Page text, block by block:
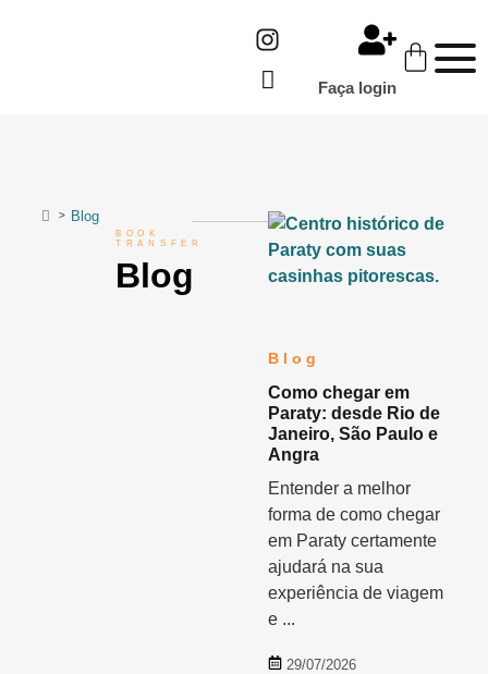
Faça login
> Blog
BOOK
TRANSFER
Blog
Blog
Como chegar em
Paraty: desde Rio de
Janeiro, São Paulo e
Angra
Entender a melhor
forma de como chegar
em Paraty certamente
ajudará na sua
experiência de viagem
e ...
29/07/2026